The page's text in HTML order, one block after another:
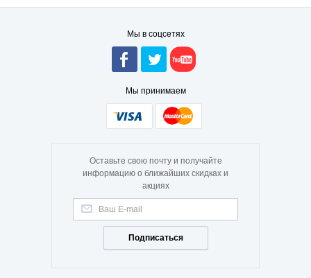
Мы в соцсетях
Мы принимаем
Оставьте свою почту и получайте
информацию о ближайших скидках и
акциях
Подписаться